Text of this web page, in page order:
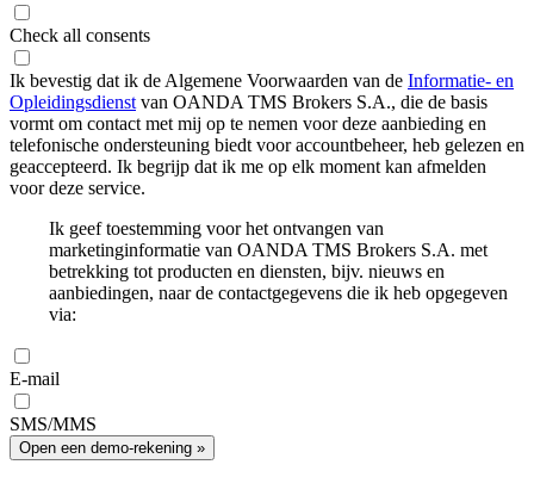
Check all consents
Ik bevestig dat ik de Algemene Voorwaarden van de Informatie- en
Opleidingsdienst van OANDA TMS Brokers S.A., die de basis
vormt om contact met mij op te nemen voor deze aanbieding en
telefonische ondersteuning biedt voor accountbeheer, heb gelezen en
geaccepteerd. Ik begrijp dat ik me op elk moment kan afmelden
voor deze service.
Ik geef toestemming voor het ontvangen van
marketinginformatie van OANDA TMS Brokers S.A. met
betrekking tot producten en diensten, bijv. nieuws en
aanbiedingen, naar de contactgegevens die ik heb opgegeven
via:
E-mail
SMS/MMS
Open een demo-rekening »